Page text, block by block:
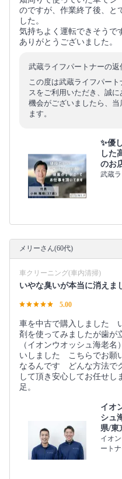
のですが、作業終了後、と
した。
気持ちよく運転できそうで
ありがとうございました。
武蔵ライフパートナーの返
この度は武蔵ライフパー
スをご利用いただき、誠
機会がございましたら、
ます。
✨優
した
のお
武蔵
メリーさん(60代)
車クリーニング(車内清掃)
いやな臭いが本当に消えま
5.00
車を中古で購入しました
剤を使ってみましたが歯が
（イオンウオッシュ海老
いしました こちらでお願
なるんです どんな方法で
して頂き安心してお任せ
足。
イオ
シュ
県/東
イオ
ートナ